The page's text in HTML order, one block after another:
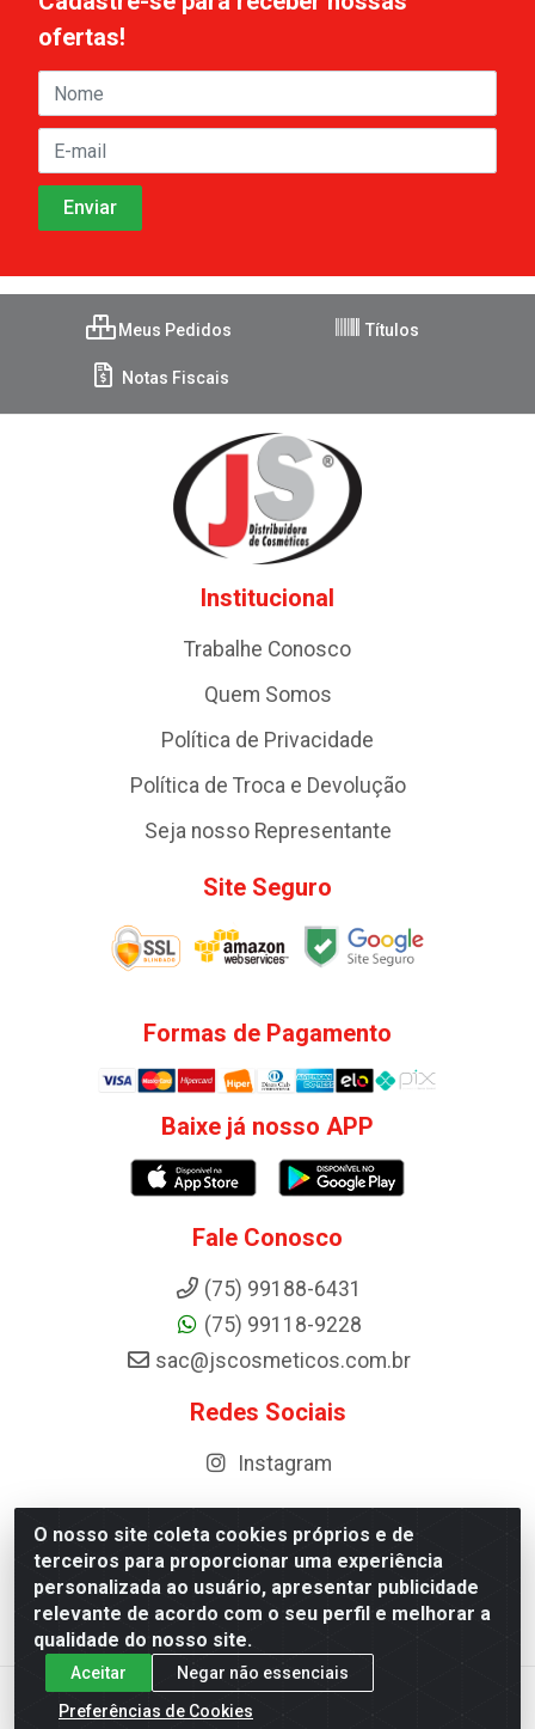
O nosso site coleta cookies próprios e de
terceiros para proporcionar uma experiência
personalizada ao usuário, apresentar publicidade
relevante de acordo com o seu perfil e melhorar a
qualidade do nosso site.
Aceitar
Negar não essenciais
Preferências de Cookies
ofertas!
Meus Pedidos Títulos
Notas Fiscais
Institucional
Trabalhe Conosco
Quem Somos
Política de Privacidade
Política de Troca e Devolução
Seja nosso Representante
Site Seguro
Formas de Pagamento
Baixe já nosso APP
Fale Conosco
(75) 99188-6431
(75) 99118-9228
sac@jscosmeticos.com.br
Redes Sociais
Instagram
Distribuidora de Cosméticos Antoneto LTDA - BA-052,
km 87 - Industrial, Ipirá - BA, 44600-000 - CNPJ
10.984.107/0001-75